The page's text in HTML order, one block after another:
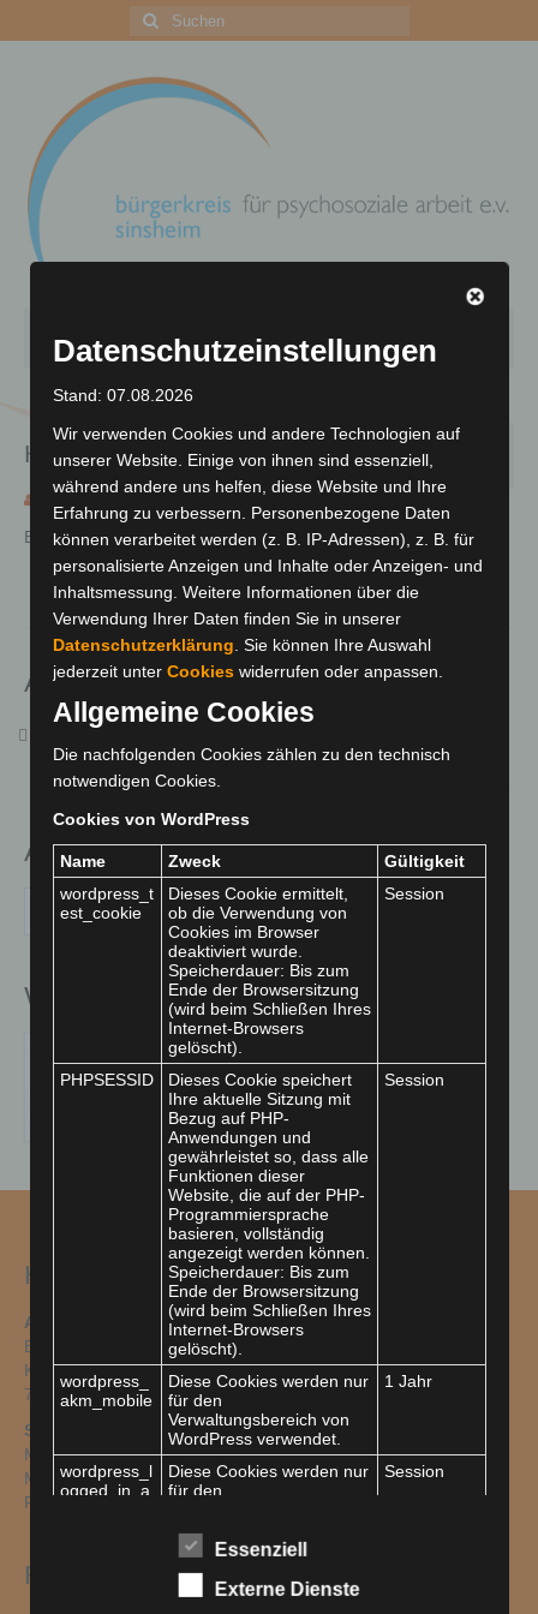
Suchen
nach:
Menü
Zentrum für psychosoziale Arbeit
Ihre Unterstützung
Archiv
Bilder
Fachdienste
Impressum
Kontakt
Anfahrt
Kooperation
Medienbeiträge
Mitglied bei
Homepage Online
Es ist soweit unser Homepage ist online
Aktuelles
Ambulante Jugendhilfe
Archiv
Archiv
Wir sind eine anerkannte Einsatzstelle für
Hier finden Sie uns
Adresse
Bürgerkreis Sinsheim e. V.
Kleine Kirchgasse 5
74889 Sinsheim
Sprechzeiten
Montag + Dienstag: 13–14 Uhr
Mittwoch + Donnerstag: 09-10 Uhr
Freitag: 09–10 Uhr
Fachdienste
Datenschutzeinstellungen
Stand: 07.08.2026
Wir verwenden Cookies und andere Technologien auf
unserer Website. Einige von ihnen sind essenziell,
während andere uns helfen, diese Website und Ihre
Erfahrung zu verbessern. Personenbezogene Daten
können verarbeitet werden (z. B. IP-Adressen), z. B. für
personalisierte Anzeigen und Inhalte oder Anzeigen- und
Inhaltsmessung. Weitere Informationen über die
Verwendung Ihrer Daten finden Sie in unserer
Datenschutzerklärung . Sie können Ihre Auswahl
jederzeit unter Cookieswiderrufen oder anpassen.
Allgemeine Cookies
Die nachfolgenden Cookies zählen zu den technisch
notwendigen Cookies.
Cookies von WordPress
Name Zweck
Gültigkeit
wordpress_t
est_cookie
Dieses Cookie ermittelt,
ob die Verwendung von
Cookies im Browser
deaktiviert wurde.
Speicherdauer: Bis zum
Ende der Browsersitzung
(wird beim Schließen Ihres
Internet-Browsers
gelöscht).
Session
PHPSESSID
Dieses Cookie speichert
Ihre aktuelle Sitzung mit
Bezug auf PHP-
Anwendungen und
gewährleistet so, dass alle
Funktionen dieser
Website, die auf der PHP-
Programmiersprache
basieren, vollständig
angezeigt werden können.
Speicherdauer: Bis zum
Ende der Browsersitzung
(wird beim Schließen Ihres
Internet-Browsers
gelöscht).
Session
wordpress_
akm_mobile
Diese Cookies werden nur
für den
Verwaltungsbereich von
WordPress verwendet.
1 Jahr
wordpress_l
ogged_in_a
Diese Cookies werden nur
für den
gelten für andere
Session
Diese Cookies werden nur
Essenziell
Externe Dienste